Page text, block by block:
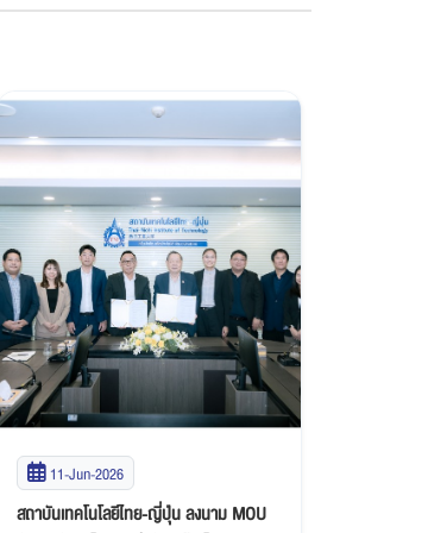
11-Jun-2026
สถาบันเทคโนโลยีไทย-ญี่ปุ่น ลงนาม MOU